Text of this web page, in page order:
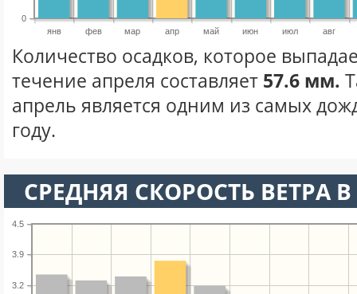
янв фев мар апр май июн июл авг
0
Количество осадков, которое
течение апреля составляет 57.6 мм.
апрель является одним из самых
году.
СРЕДНЯЯ СКОРОСТЬ ВЕТРА
3.2
3.9
4.5